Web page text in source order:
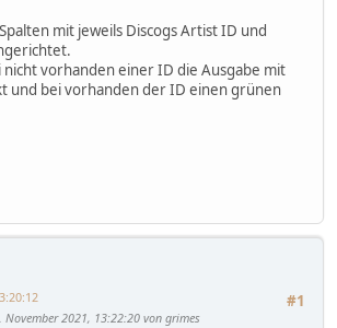
mit jeweils Discogs Artist ID und
nicht vorhanden einer ID die Ausgabe mit
und bei vorhanden der ID einen grünen
#1
November 2021, 13:22:20 von grimes